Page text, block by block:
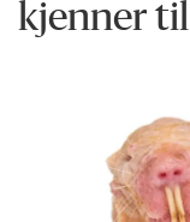
kjenner til